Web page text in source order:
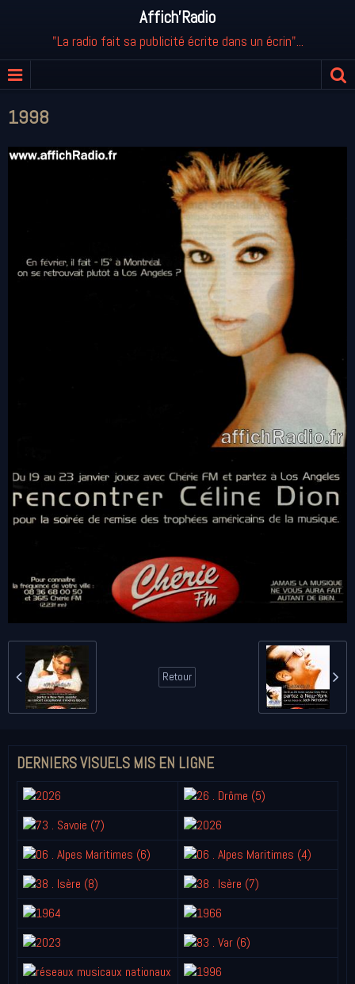
Affich'Radio
"La radio fait sa publicité écrite dans un écrin"...
1998
Retour
DERNIERS VISUELS MIS EN LIGNE